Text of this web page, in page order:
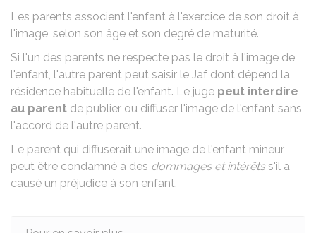
Les parents associent l'enfant à l'exercice de son droit à
l'image, selon son âge et son degré de maturité.
Si l'un des parents ne respecte pas le droit à l'image de
l'enfant, l'autre parent peut saisir le Jaf dont dépend la
résidence habituelle de l'enfant. Le juge peut interdire
au parent de publier ou diffuser l'image de l'enfant sans
l'accord de l'autre parent.
Le parent qui diffuserait une image de l'enfant mineur
peut être condamné à des dommages et intérêtss'il a
causé un préjudice à son enfant.